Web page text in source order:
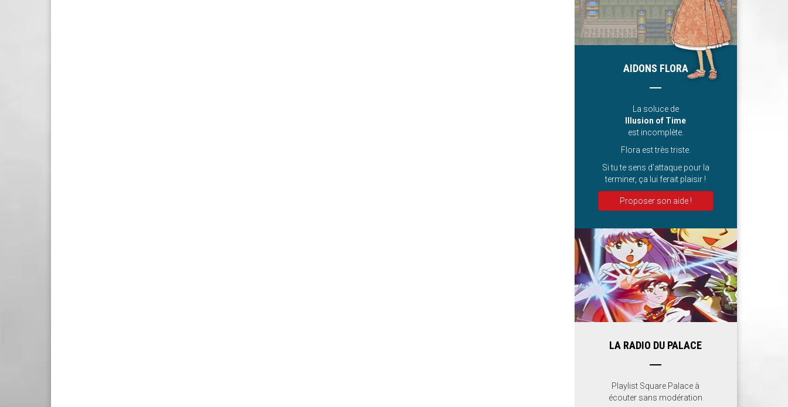
AIDONS FLORA
La soluce de
Illusion of Time
est incomplète.
Flora est très triste.
Si tu te sens d’attaque pour la
terminer, ça lui ferait plaisir !
Proposer son aide !
LA RADIO DU PALACE
Playlist Square Palace à
écouter sans modération